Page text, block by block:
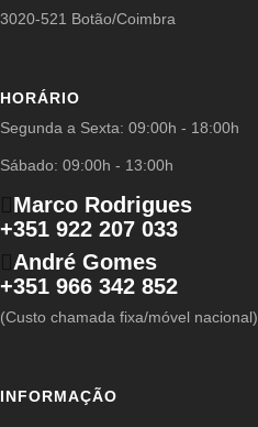
3020-521 Botão/Coimbra
HORÁRIO
Segunda a Sexta: 09:00h - 18:00h
Sábado: 09:00h - 13:00h
Marco Rodrigues
+351 922 207 033
André Gomes
+351 966 342 852
(Custo chamada fixa/móvel nacional)
INFORMAÇÃO